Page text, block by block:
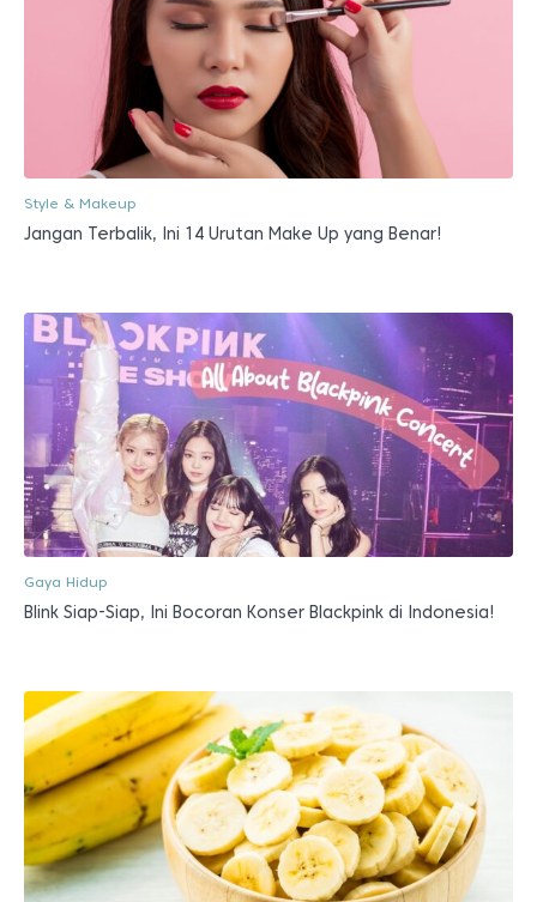
Style & Makeup
Jangan Terbalik, Ini 14 Urutan Make Up yang Benar!
Gaya Hidup
Blink Siap-Siap, Ini Bocoran Konser Blackpink di Indonesia!